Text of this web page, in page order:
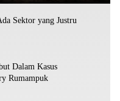
Sektor yang Justru
Dalam Kasus
Rumampuk